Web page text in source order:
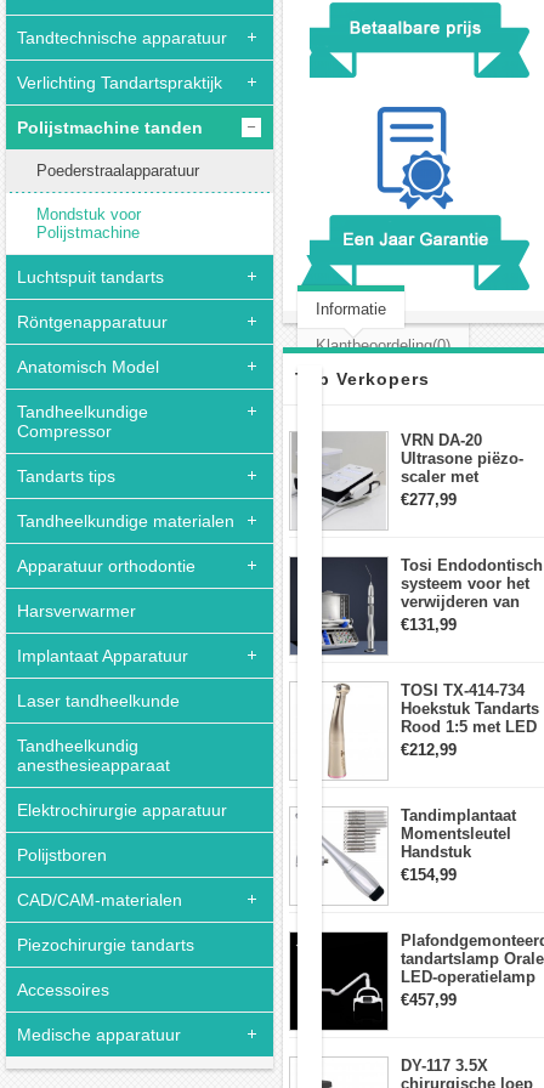
Tandtechnische apparatuur
Verlichting Tandartspraktijk
Polijstmachine tanden
Poederstraalapparatuur
Mondstuk voor
Polijstmachine
Luchtspuit tandarts
Röntgenapparatuur
Anatomisch Model
Tandheelkundige
Compressor
Tandarts tips
Tandheelkundige materialen
Apparatuur orthodontie
Harsverwarmer
Implantaat Apparatuur
Laser tandheelkunde
Tandheelkundig
anesthesieapparaat
Elektrochirurgie apparatuur
Polijstboren
CAD/CAM-materialen
Piezochirurgie tandarts
Accessoires
Medische apparatuur
Top Verkopers
VRN DA-20
Ultrasone piëzo-
scaler met
waterfles Fit EMS
draadloos
€277,99
Tosi Endodontisch
systeem voor het
verwijderen van
gebroken vijlen
€131,99
TOSI TX-414-734
Hoekstuk Tandarts
Rood 1:5 met LED
Licht Mini hoofd
€212,99
Tandimplantaat
Momentsleutel
Handstuk
Universele met 12
Schroevendraaiers
€154,99
tandartslamp Orale
LED-operatielamp
6 LED-lens met
€457,99
DY-117 3.5X
chirurgische loep
Informatie
Klantbeoordeling(0)
Luchtpolijstmachine
Polijsthandstuk
4-
gaats
Fit
KaVo
Multiflex-
koppeling
AP31-
(groen)
AP31-
(paars)
302PQK-
QC-
koppeling
(compatibel
AP31-
Vervangingskop
(compatibel
AP31)